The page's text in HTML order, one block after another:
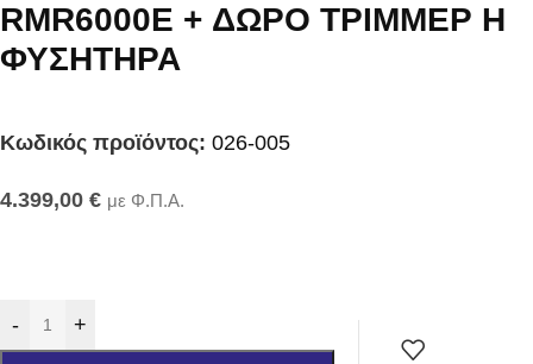
RMR6000E + ΔΩΡΟ ΤΡΙΜΜΕΡ Η
ΦΥΣΗΤΗΡΑ
Κωδικός προϊόντος: 026-005
4.399,00 € με Φ.Π.Α.
- +